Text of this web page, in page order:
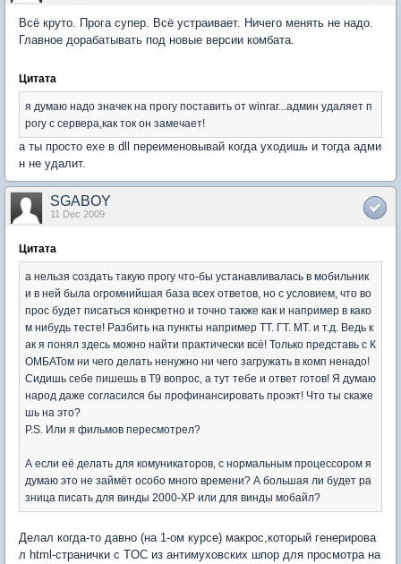
Всё круто. Прога супер. Всё устраивает. Ничего менять не надо.
Главное дорабатывать под новые версии комбата.
Цитата
я думаю надо значек на прогу поставить от winrar...админ удаляет п
рогу с сервера,как ток он замечает!
а ты просто exe в dll переименовывай когда уходишь и тогда адми
н не удалит.
SGABOY
11 Dec 2009
Цитата
а нельзя создать такую прогу что-бы устанавливалась в мобильник
и в ней была огромнийшая база всех ответов, но с условием, что во
прос будет писаться конкретно и точно также как и например в како
м нибудь тесте! Разбить на пункты например ТТ. ГТ. МТ. и т.д. Ведь к
ак я понял здесь можно найти практически всё! Только представь с К
ОМБАТом ни чего делать ненужно ни чего загружать в комп ненадо!
Сидишь себе пишешь в Т9 вопрос, а тут тебе и ответ готов! Я думаю
народ даже согласился бы профинансировать проэкт! Что ты скаже
шь на это?
P.S. Или я фильмов пересмотрел?
А если её делать для комуникаторов, с нормальным процессором я
думаю это не займёт особо много времени? А большая ли будет ра
зница писать для винды 2000-XP или для винды мобайл?
Делал когда-то давно (на 1-ом курсе) макрос,который генерирова
л html-странички с TOC из антимуховских шпор для просмотра на